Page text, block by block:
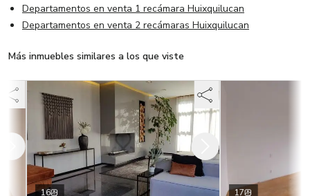
Departamentos en venta 1 recámara Huixquilucan
Departamentos en venta 2 recámaras Huixquilucan
Más inmuebles similares a los que viste
16 17